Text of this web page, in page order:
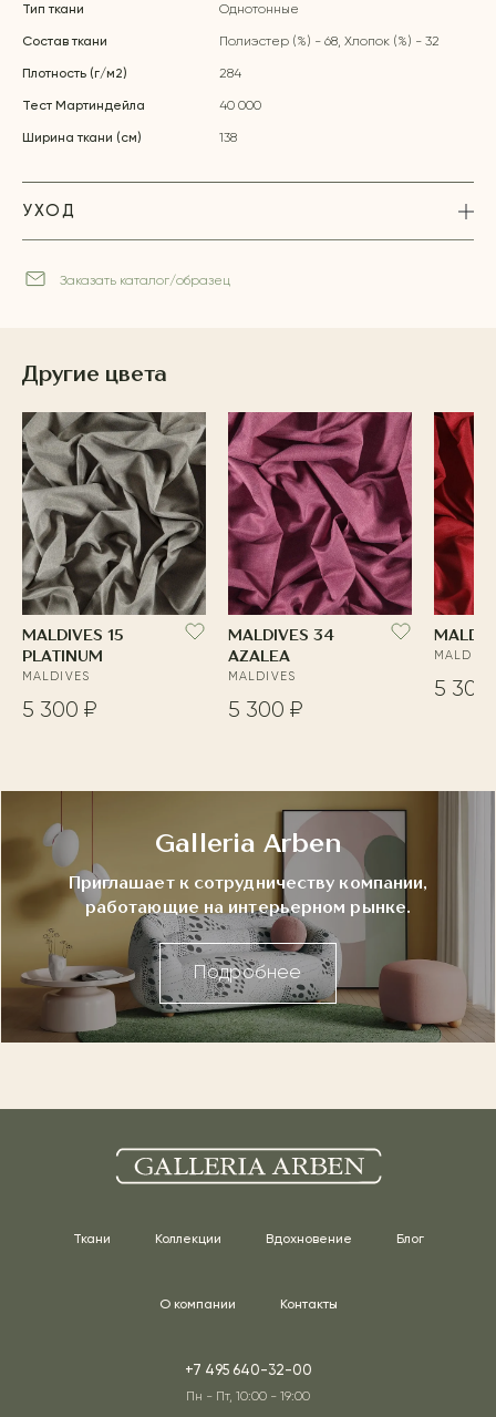
Тип ткани Однотонные
Состав ткани Полиэстер (%) - 68, Хлопок (%) - 32
Плотность (г/м2) 284
Тест Мартиндейла 40 000
Ширина ткани (см) 138
УХОД
Заказать каталог/образец
Другие цвета
MALDIVES 15
PLATINUM
MALDIVES
5 300 ₽
MALDIVES 34
AZALEA
MALDIVES
5 300 ₽
5 300
Galleria Arben
Приглашает к сотрудничеству компании,
работающие на интерьерном рынке.
Подробнее
Ткани Коллекции Вдохновение Блог
О компании Контакты
+7 495 640-32-00
Пн - Пт, 10:00 - 19:00